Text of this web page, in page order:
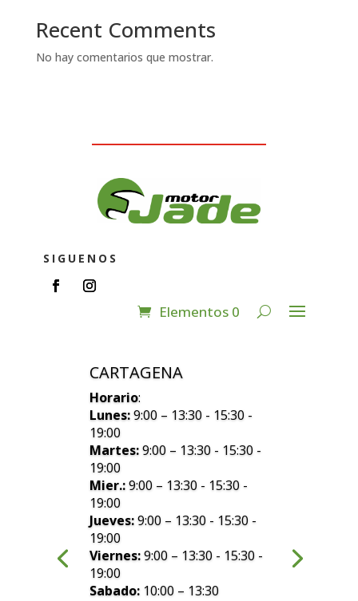
Recent Comments
No hay comentarios que mostrar.
SIGUENOS
Elementos 0
CARTAGENA
Horario:
Lunes:9:00 – 13:30 - 15:30 -
19:00
Martes:9:00 – 13:30 - 15:30 -
19:00
Mier.:9:00 – 13:30 - 15:30 -
19:00
Jueves:9:00 – 13:30 - 15:30 -
19:00
Viernes:9:00 – 13:30 - 15:30 -
19:00
Sabado: 10:00 – 13:30